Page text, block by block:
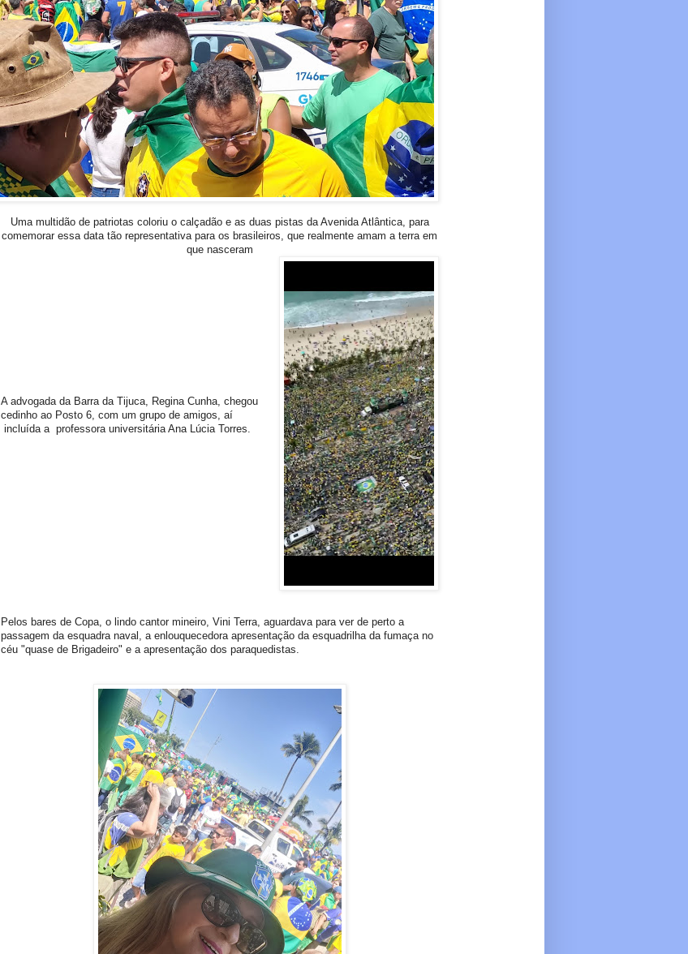
Uma multidão de patriotas coloriu o calçadão e as duas pistas da Avenida Atlântica, para
comemorar essa data tão representativa para os brasileiros, que realmente amam a terra em
que nasceram
A advogada da Barra da Tijuca, Regina Cunha, chegou
cedinho ao Posto 6, com um grupo de amigos, aí
incluída a professora universitária Ana Lúcia Torres.
Pelos bares de Copa, o lindo cantor mineiro, Vini Terra, aguardava para ver de perto a
passagem da esquadra naval, a enlouquecedora apresentação da esquadrilha da fumaça no
céu "quase de Brigadeiro" e a apresentação dos paraquedistas.